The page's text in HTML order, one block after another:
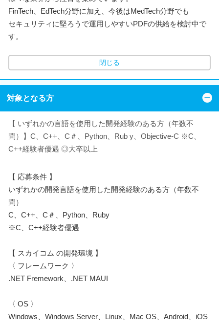
FinTech、EdTech分野に加え、今後はMedTech分野でも
セキュリティに堅ろうで運用しやすいPDFの供給を検討中で
す。
閉じる
対象となる方
【 いずれかの言語を使用した開発経験のある方（年数不
問）】C、C++、C＃、Python、Rub y、Objective-C ※C、
C++経験者優遇 ◎大卒以上
【 応募条件 】
いずれかの開発言語を使用した開発経験のある方（年数不
問）
C、C++、C＃、Python、Ruby
※C、C++経験者優遇
【 スカイコム の開発環境 】
〈 フレームワーク 〉
.NET Fremework、.NET MAUI
〈 OS 〉
Windows、Windows Server、Linux、Mac OS、Android、iOS